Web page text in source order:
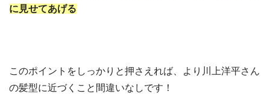
に見せてあげる
このポイントをしっかりと押さえれば、より川上洋平さん
の髪型に近づくこと間違いなしです！